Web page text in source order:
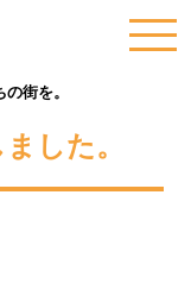
街を。
した。